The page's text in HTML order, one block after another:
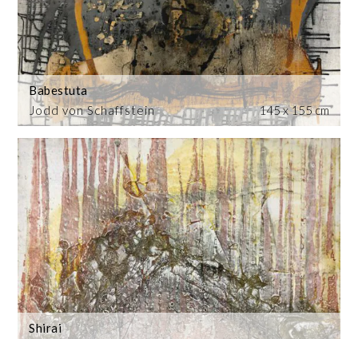
Jodd von Schaffstein
Babestuta
145 x 155 cm
Shirai